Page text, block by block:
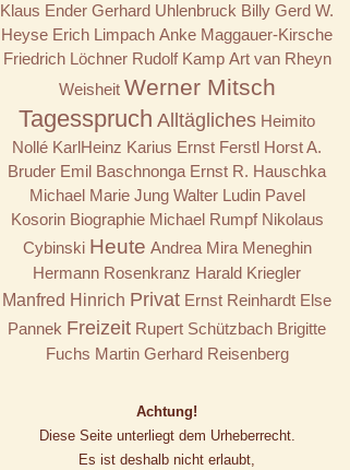
Klaus Ender Gerhard Uhlenbruck Billy Gerd W.
Heyse Erich Limpach Anke Maggauer-Kirsche
Friedrich Löchner Rudolf Kamp Art van Rheyn
Weisheit Werner Mitsch
Tagesspruch Alltägliches Heimito
Nollé KarlHeinz Karius Ernst Ferstl Horst A.
Bruder Emil Baschnonga Ernst R. Hauschka
Michael Marie Jung Walter Ludin Pavel
Kosorin Biographie Michael Rumpf Nikolaus
Cybinski Heute Andrea Mira Meneghin
Hermann Rosenkranz Harald Kriegler
Manfred Hinrich Privat Ernst Reinhardt Else
Pannek Freizeit Rupert Schützbach Brigitte
Fuchs Martin Gerhard Reisenberg
Achtung!
Diese Seite unterliegt dem Urheberrecht.
Es ist deshalb nicht erlaubt,